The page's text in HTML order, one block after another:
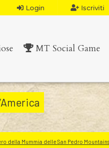
Login Iscriviti
MT Social Game
della Mummia delle San Pedro